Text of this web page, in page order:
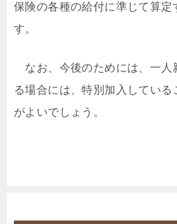
保険の各種の給付に準じて算定
す。
なお、今後のためには、一人
る場合には、特別加入している
がよいでしょう。